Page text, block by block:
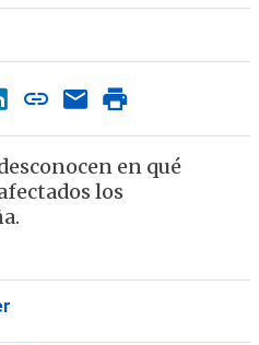
en qué
los